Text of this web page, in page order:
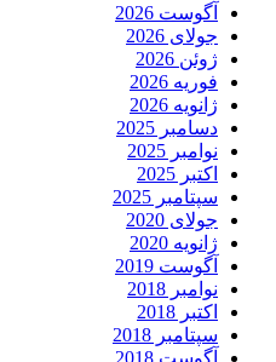
آگوست 2026
جولای 2026
ژوئن 2026
فوریه 2026
ژانویه 2026
دسامبر 2025
نوامبر 2025
اکتبر 2025
سپتامبر 2025
جولای 2020
ژانویه 2020
آگوست 2019
نوامبر 2018
اکتبر 2018
سپتامبر 2018
آگوست 2018